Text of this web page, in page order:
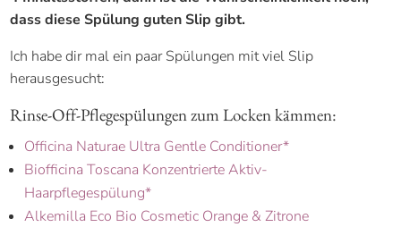
dass diese Spülung guten Slip gibt.
Ich habe dir mal ein paar Spülungen mit viel Slip
herausgesucht:
Rinse-Off-Pflegespülungen zum Locken kämmen:
Officina Naturae Ultra Gentle Conditioner*
Biofficina Toscana Konzentrierte Aktiv-
Haarpflegespülung*
Alkemilla Eco Bio Cosmetic Orange & Zitrone